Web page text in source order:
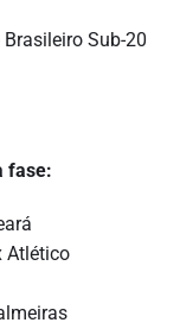
Sub-20
fase:
Atlético